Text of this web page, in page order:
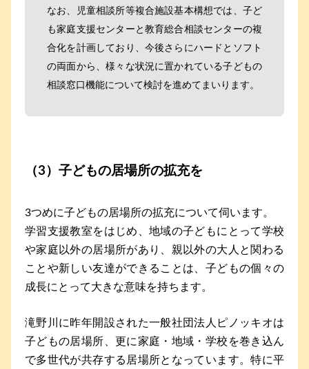
なお、児童相談所等複合施設基本構想では、子ど
も家庭支援センターと教育総合相談センターの複
合化を計画しており、今後さらにハードとソフト
の両面から、様々な状況に置かれている子どもの
相談窓口機能について検討を進めてまいります。
（3）子どもの居場所の拡充を
3つめに子どもの居場所の拡充について伺います。
学習支援教室をはじめ、地域の子どもにとって学校
や家庭以外の居場所があり、親以外の大人と関わる
ことや新しい友達ができることは、子どもの個々の
成長にとって大きな意味を持ちます。
滝野川に昨年開設された一般社団法人ピノッキオは
子どもの居場所、更に家庭・地域・学校を巻き込ん
で多世代が共存する居場所となっています。特に平